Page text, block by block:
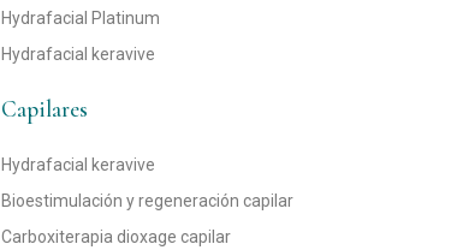
Hydrafacial Platinum
Hydrafacial keravive
Capilares
Hydrafacial keravive
Bioestimulación y regeneración capilar
Carboxiterapia dioxage capilar